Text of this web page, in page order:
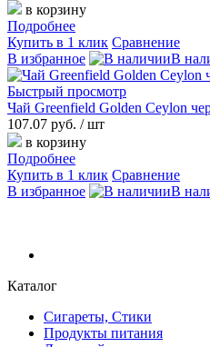
в корзину
Подробнее
Купить в 1 клик Сравнение
В избранное
В
Быстрый просмотр
Чай Greenfield Golden Ceylon
107.07 руб. / шт
в корзину
Подробнее
Купить в 1 клик Сравнение
В избранное
В
Каталог
Сигареты, Стики
Продукты питания